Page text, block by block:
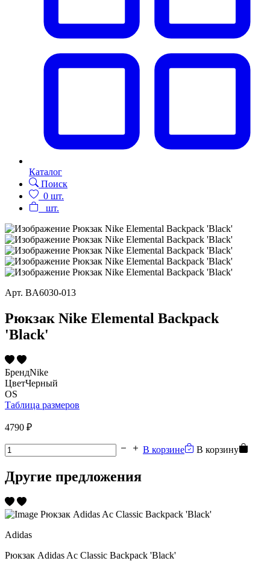
Каталог
Поиск
0 шт.
шт.
Арт. BA6030-013
Рюкзак Nike Elemental Backpack
'Black'
БрендNike
ЦветЧерный
OS
Таблица размеров
4790 ₽
В корзине В корзину
Другие предложения
Adidas
Рюкзак Adidas Ac Classic Backpack 'Black'